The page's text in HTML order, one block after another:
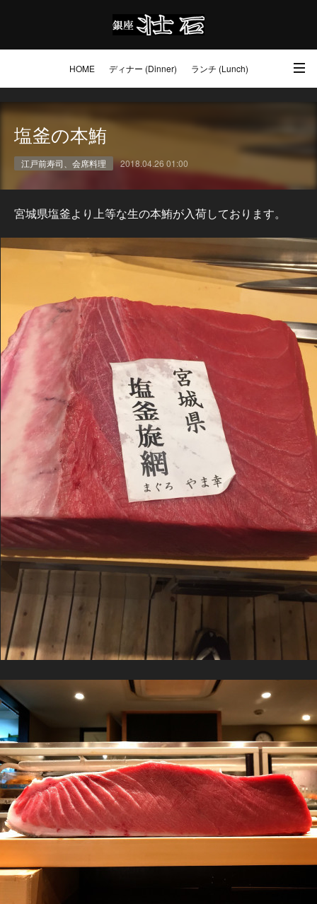
HOME ディナー (Dinner) ランチ (Lunch)
アクセス・ご予約 (Access / Reservations)
塩釜の本鮪
江戸前寿司、会席料理 2018.04.26 01:00
宮城県塩釜より上等な生の本鮪が入荷しております。